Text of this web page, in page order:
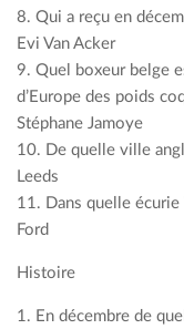
8. Qui a reçu en
Evi Van Acker
9. Quel boxeur belge
d’Europe des poids
Stéphane Jamoye
10. De quelle ville
Leeds
11. Dans quelle
Ford
Histoire
1. En décembre de